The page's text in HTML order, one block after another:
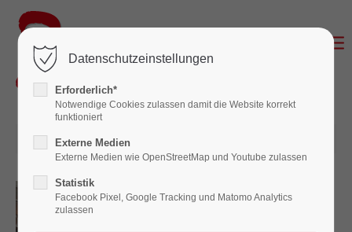
Login
Benutzername
Passwort
30.01.2025 13:29
Datenschutzeinstellungen
Erforderlich*
Notwendige Cookies zulassen damit die Website korrekt
funktioniert
Externe Medien
Externe Medien wie OpenStreetMap und Youtube zulassen
Statistik
Facebook Pixel, Google Tracking und Matomo Analytics
zulassen